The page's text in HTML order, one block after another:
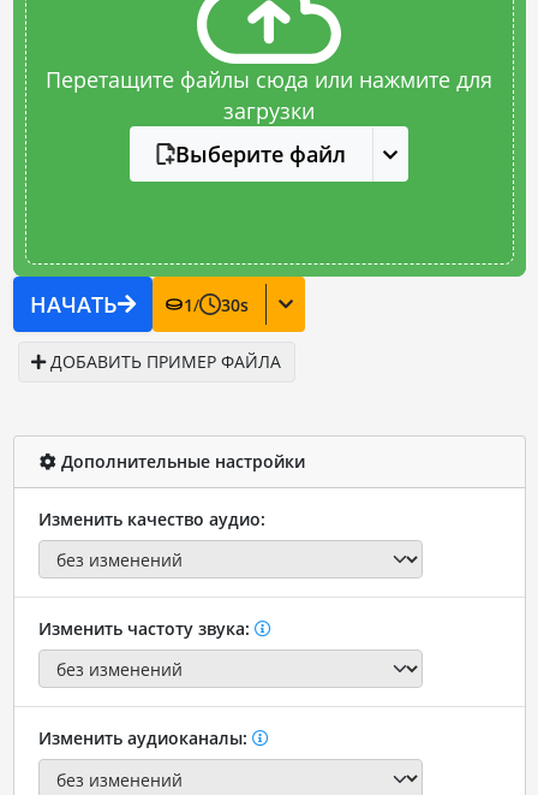
Перетащите файлы сюда или нажмите для
загрузки
Выберите файл
НАЧАТЬ 1/ 30s
ДОБАВИТЬ ПРИМЕР ФАЙЛА
Дополнительные настройки
Изменить качество аудио:
Изменить частоту звука:
Изменить аудиоканалы: